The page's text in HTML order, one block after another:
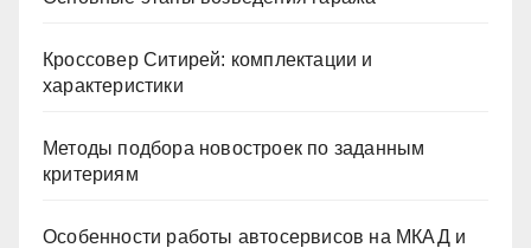
Кроссовер Ситирей: комплектации и
характеристики
Методы подбора новостроек по заданным
критериям
Особенности работы автосервисов на МКАД и